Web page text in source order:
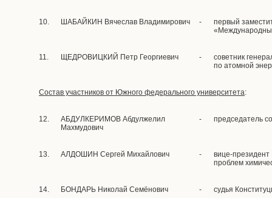
10. ШАБАЙКИН Вячеслав Владимирович -
первый
11. ЩЕДРОВИЦКИЙ Петр Георгиевич -
советник
по атомной
Состав участников от Южного федерального университета:
12.
АБДУЛКЕРИМОВ Абдулжелил
Махмудович
- председатель
13. АЛДОШИН Сергей Михайлович -
вице-президент
проблем
14. БОНДАРЬ Николай Семёнович - судья